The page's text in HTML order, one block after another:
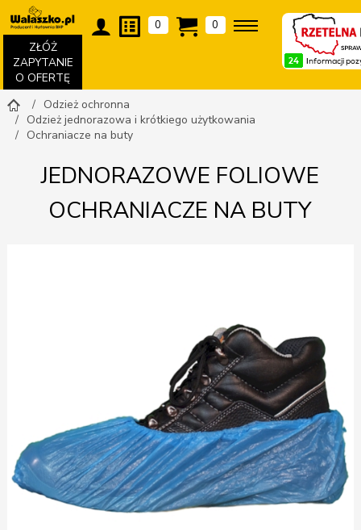
ZŁÓŻ
ZAPYTANIE
O OFERTĘ
0 0
Odzież ochronna
Odzież jednorazowa i krótkiego użytkowania
Ochraniacze na buty
JEDNORAZOWE FOLIOWE
OCHRANIACZE NA BUTY